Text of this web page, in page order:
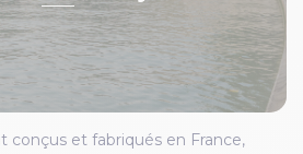
conçus et fabriqués en France,